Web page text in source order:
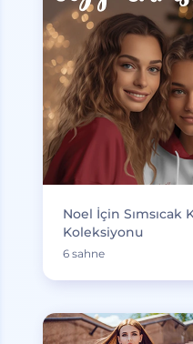
Noel İçin Sımsıcak
Koleksiyonu
6 sahne